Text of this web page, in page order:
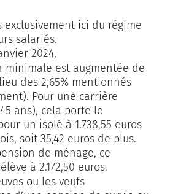
exclusivement ici du régime
salariés.
2024,
minimale est augmentée de
des 2,65% mentionnés
Pour une carrière
ans), cela porte le
un isolé à 1.738,55 euros
soit 35,42 euros de plus.
de ménage, ce
à 2.172,50 euros.
ou les veufs